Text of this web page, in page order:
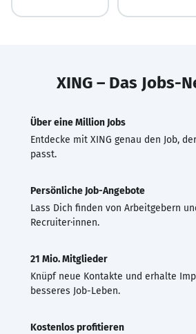
XING – Das Jobs-
Über eine Million Jobs
Entdecke mit XING genau den Job,
passt.
Persönliche Job-Angebote
Lass Dich finden von Arbeitgebern
Recruiter·innen.
21 Mio. Mitglieder
Knüpf neue Kontakte und erhalte
besseres Job-Leben.
Kostenlos profitieren